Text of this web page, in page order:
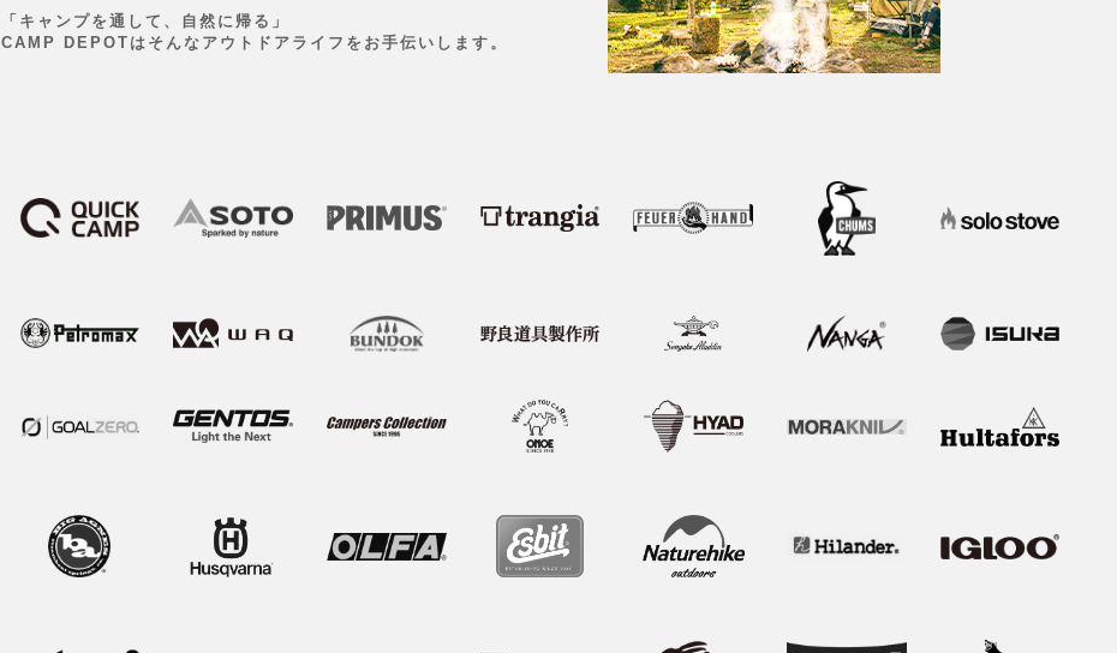
「キャンプを通して、自然に帰る」
CAMP DEPOTはそんなアウトドアライフをお手伝いします。